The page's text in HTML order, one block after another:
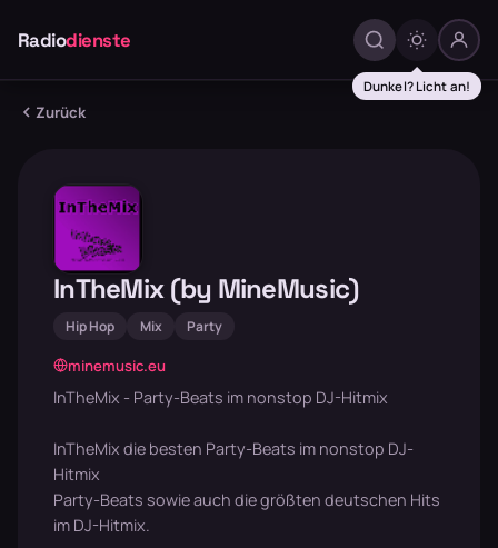
Radiodienste
Dunkel? Licht an!
Zurück
InTheMix (by MineMusic)
Hip Hop Mix Party
minemusic.eu
InTheMix - Party-Beats im nonstop DJ-Hitmix
InTheMix die besten Party-Beats im nonstop DJ-
Hitmix
Party-Beats sowie auch die größten deutschen Hits
im DJ-Hitmix.